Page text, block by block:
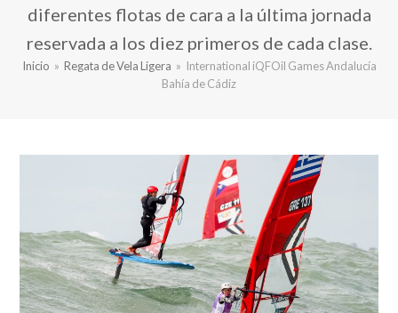
diferentes flotas de cara a la última jornada
reservada a los diez primeros de cada clase.
Inicio » Regata de Vela Ligera » International iQFOil Games Andalucía
Bahía de Cádiz